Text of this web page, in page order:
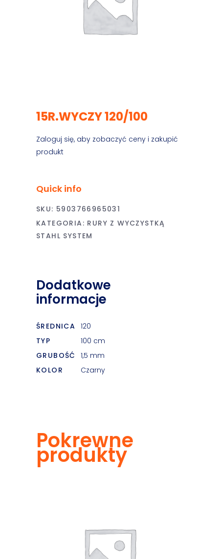
15R.WYCZY 120/100
Zaloguj się, aby zobaczyć ceny i zakupić
produkt
Quick info
SKU: 5903766965031
KATEGORIA: RURY Z WYCZYSTKĄ
STAHL SYSTEM
Dodatkowe
informacje
ŚREDNICA 120
TYP
100 cm
GRUBOŚĆ
1,5 mm
KOLOR
Czarny
Pokrewne
produkty